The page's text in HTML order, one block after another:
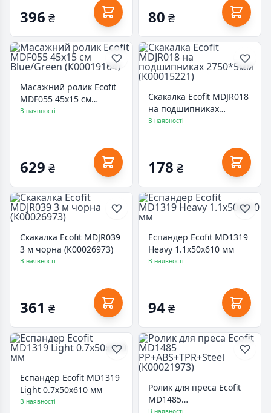
396 ₴ 80 ₴
Масажний ролик Ecofit
MDF055 45x15 см
Blue/Green (К00019164)
В наявності
629 ₴
Скакалка Ecofit MDJR018
на подшипниках
2750*5мм (К00015221)
В наявності
178 ₴
Скакалка Ecofit MDJR039
3 м чорна (К00026973)
В наявності
361 ₴
Еспандер Ecofit MD1319
Heavy 1.1х50х610 мм
В наявності
94₴
Еспандер Ecofit MD1319
Light 0.7х50х610 мм
В наявності
Ролик для преса Ecofit
MD1485
В наявності